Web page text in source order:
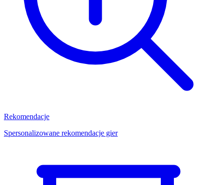
Rekomendacje
Spersonalizowane rekomendacje gier